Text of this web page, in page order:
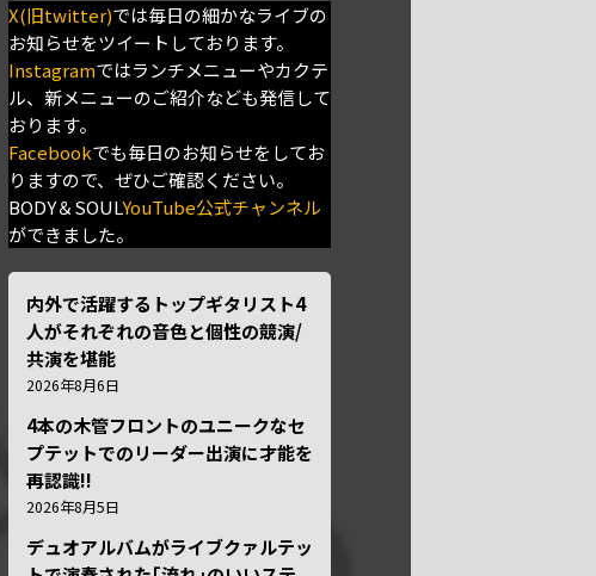
X(旧twitter)では毎日の細かなライブの
お知らせをツイートしております。
Instagramではランチメニューやカクテ
ル、新メニューのご紹介なども発信して
おります。
Facebookでも毎日のお知らせをしてお
りますので、ぜひご確認ください。
BODY＆SOULYouTube公式チャンネル
ができました。
内外で活躍するトップギタリスト4
人がそれぞれの音色と個性の競演/
共演を堪能
2026年8月6日
4本の木管フロントのユニークなセ
プテットでのリーダー出演に才能を
再認識!!
2026年8月5日
デュオアルバムがライブクァルテッ